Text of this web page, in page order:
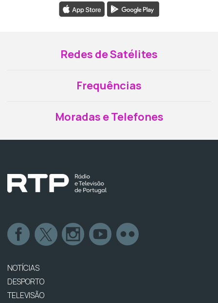
Redes de Satélites
Frequências
Moradas e Telefones
NOTÍCIAS
DESPORTO
TELEVISÃO